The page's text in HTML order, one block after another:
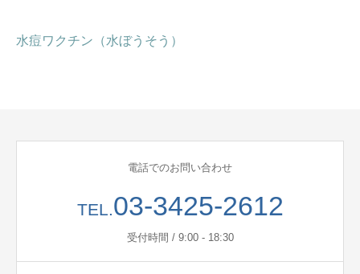
水痘ワクチン（水ぼうそう）
電話でのお問い合わせ
TEL.03-3425-2612
受付時間 / 9:00 - 18:30